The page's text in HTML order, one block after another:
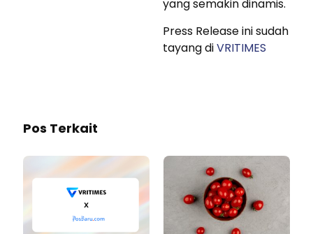
yang semakin dinamis.
Press Release ini sudah
tayang diVRITIMES
Pos Terkait